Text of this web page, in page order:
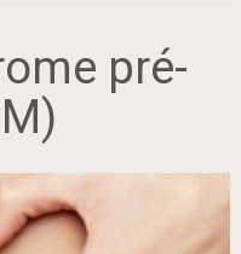
pré-